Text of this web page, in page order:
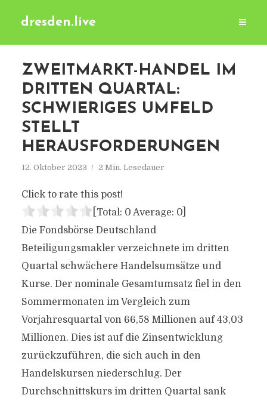
dresden.live
ZWEITMARKT-HANDEL IM
DRITTEN QUARTAL:
SCHWIERIGES UMFELD
STELLT
HERAUSFORDERUNGEN
12. Oktober 2023 2 Min. Lesedauer
Click to rate this post!
[Total: 0 Average: 0]
Die Fondsbörse Deutschland
Beteiligungsmakler verzeichnete im dritten
Quartal schwächere Handelsumsätze und
Kurse. Der nominale Gesamtumsatz fiel in den
Sommermonaten im Vergleich zum
Vorjahresquartal von 66,58 Millionen auf 43,03
Millionen. Dies ist auf die Zinsentwicklung
zurückzuführen, die sich auch in den
Handelskursen niederschlug. Der
Durchschnittskurs im dritten Quartal sank